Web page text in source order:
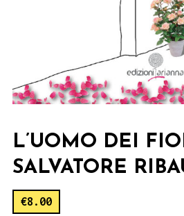
L’UOMO DEI
SALVATORE
€8.00